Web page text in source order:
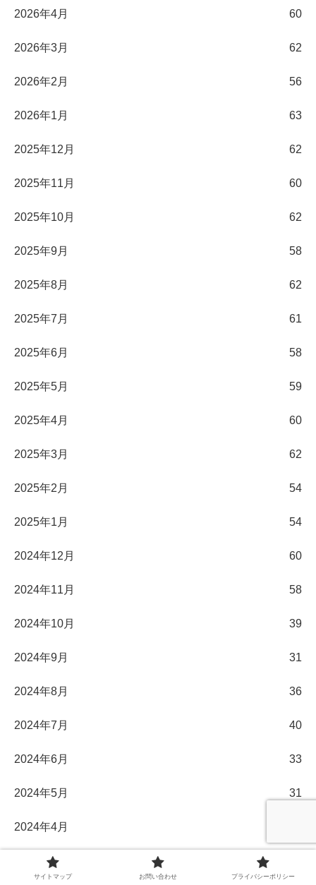
2026年4月 60
2026年3月 62
2026年2月 56
2026年1月 63
2025年12月 62
2025年11月 60
2025年10月 62
2025年9月 58
2025年8月 62
2025年7月 61
2025年6月 58
2025年5月 59
2025年4月 60
2025年3月 62
2025年2月 54
2025年1月 54
2024年12月 60
2024年11月 58
2024年10月 39
2024年9月 31
2024年8月 36
2024年7月 40
2024年6月 33
2024年5月 31
2024年4月
2024年3月
サイトマップ お問い合わせ プライバシーポリシー